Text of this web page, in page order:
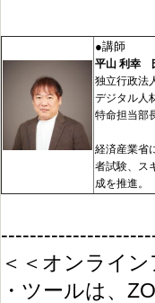
●講師
平山 利幸
独立行政法
デジタル人
特命担当部
経済産業省
者試験、ス
成を推進。
＜＜オンライ
・ツールは、